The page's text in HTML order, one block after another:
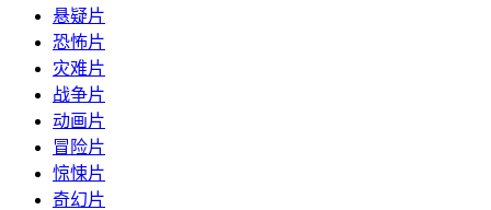
悬疑片
恐怖片
灾难片
战争片
动画片
冒险片
惊悚片
奇幻片